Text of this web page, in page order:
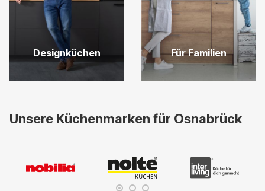
Designküchen Für Familien
Unsere Küchenmarken für Osnabrück